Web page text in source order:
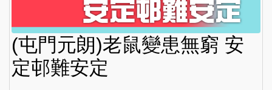
(屯門元朗)老鼠變患無窮 安
定邨難安定